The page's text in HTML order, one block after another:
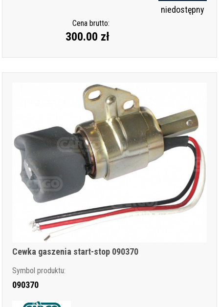
niedostępny
Cena brutto:
300.00 zł
Cewka gaszenia start-stop 090370
Symbol produktu:
090370